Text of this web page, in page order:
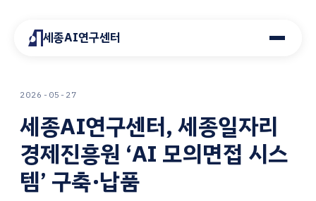
세종AI연구센터
2026-05-27
세종AI연구센터, 세종일자리
경제진흥원 ‘AI 모의면접 시스
템’ 구축·납품